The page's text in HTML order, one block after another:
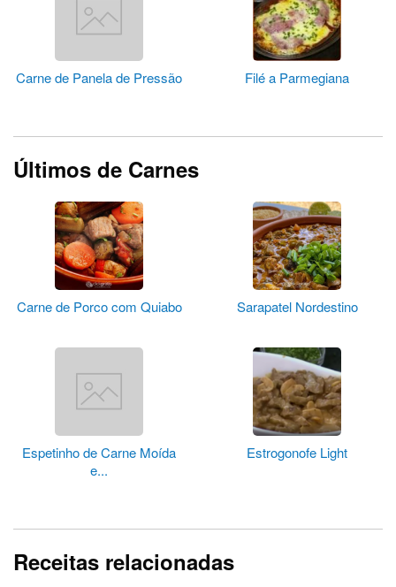
Carne de Panela de Pressão Filé a Parmegiana
Últimos de Carnes
Carne de Porco com Quiabo Sarapatel Nordestino
Espetinho de Carne Moída
e...
Estrogonofe Light
Receitas relacionadas